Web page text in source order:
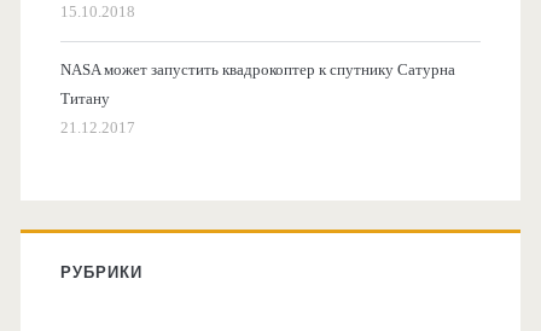
15.10.2018
NASA может запустить квадрокоптер к спутнику Сатурна
Титану
21.12.2017
РУБРИКИ